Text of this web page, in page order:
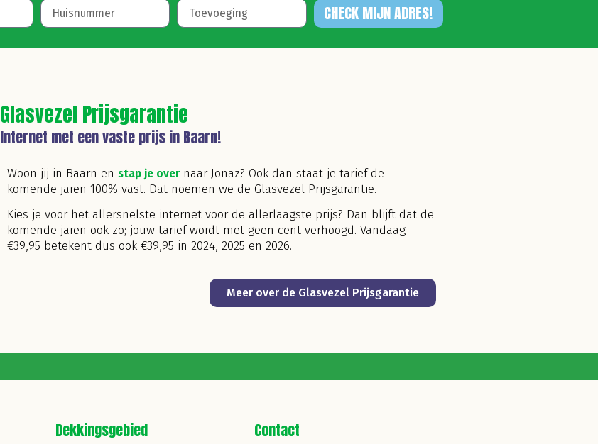
CHECK MIJN ADRES!
Glasvezel Prijsgarantie
Internet met een vaste prijs in Baarn!
Woon jij in Baarn en stap je overnaar Jonaz? Ook dan staat je tarief de
komende jaren 100% vast. Dat noemen we de Glasvezel Prijsgarantie.
Kies je voor het allersnelste internet voor de allerlaagste prijs? Dan blijft dat de
komende jaren ook zo; jouw tarief wordt met geen cent verhoogd. Vandaag
€39,95 betekent dus ook €39,95 in 2024, 2025 en 2026.
Meer over de Glasvezel Prijsgarantie
Dekkingsgebied Contact